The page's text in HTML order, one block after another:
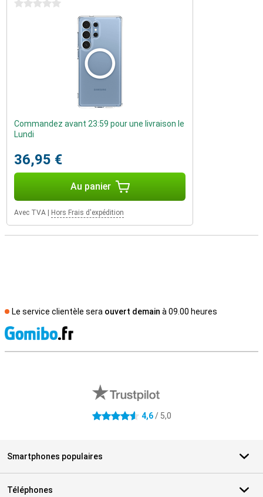
0 étoiles
Commandez avant 23:59 pour une livraison le
Lundi
36,95 €
Au panier
Avec TVA Hors Frais d'expédition
Le service clientèle sera ouvert demain à 09.00 heures
4.6 étoiles 4,6/ 5,0
Smartphones populaires
Téléphones